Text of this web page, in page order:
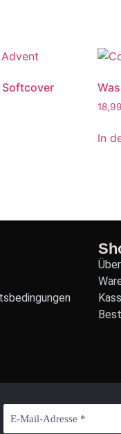
Softcover
In